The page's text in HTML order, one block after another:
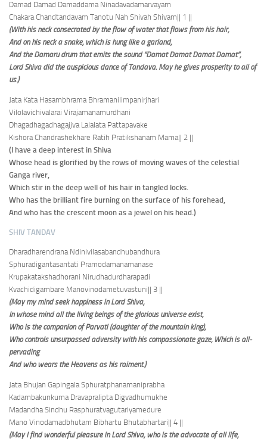
Damad Damad Damaddama Ninadavadamarvayam
Chakara Chandtandavam Tanotu Nah Shivah Shivam|| 1 ||
(With his neck consecrated by the flow of water that flows from his hair,
And on his neck a snake, which is hung like a garland,
And the Damaru drum that emits the sound “Damat Damat Damat Damat”,
Lord Shiva did the auspicious dance of Tandava. May he gives prosperity to all of
us.)
Jata Kata Hasambhrama Bhramanilimpanirjhari
Vilolavichivalarai Virajamanamurdhani
Dhagadhagadhagajjva Lalalata Pattapavake
Kishora Chandrashekhare Ratih Pratikshanam Mama|| 2 ||
(I have a deep interest in Shiva
Whose head is glorified by the rows of moving waves of the celestial
Ganga river,
Which stir in the deep well of his hair in tangled locks.
Who has the brilliant fire burning on the surface of his forehead,
And who has the crescent moon as a jewel on his head.)
SHIV TANDAV
Dharadharendrana Ndinivilasabandhubandhura
Sphuradigantasantati Pramodamanamanase
Krupakatakshadhorani Nirudhadurdharapadi
Kvachidigambare Manovinodametuvastuni|| 3 ||
(May my mind seek happiness in Lord Shiva,
In whose mind all the living beings of the glorious universe exist,
Who is the companion of Parvati (daughter of the mountain king),
Who controls unsurpassed adversity with his compassionate gaze, Which is all-
pervading
And who wears the Heavens as his raiment.)
Jata Bhujan Gapingala Sphuratphanamaniprabha
Kadambakunkuma Dravapralipta Digvadhumukhe
Madandha Sindhu Rasphuratvagutariyamedure
Mano Vinodamadbhutam Bibhartu Bhutabhartari|| 4 ||
(May I find wonderful pleasure in Lord Shiva, who is the advocate of all life,